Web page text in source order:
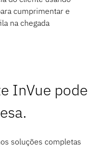
cumprimentar e
na chegada
InVue pode
soluções completas